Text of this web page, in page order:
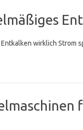
wirklich Strom